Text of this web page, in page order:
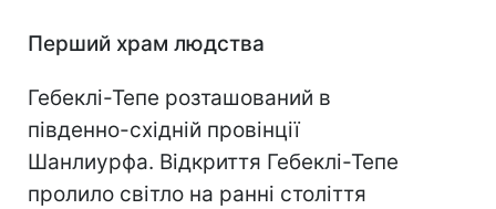
Перший храм людства
Гебеклі-Тепе розташований в
південно-східній провінції
Шанлиурфа. Відкриття Гебеклі-Тепе
пролило світло на ранні століття